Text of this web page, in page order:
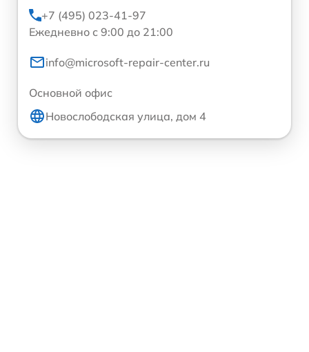
+7 (495) 023-41-97
Ежедневно с 9:00 до 21:00
info@microsoft-repair-center.ru
Основной офис
Новослободская улица, дом 4